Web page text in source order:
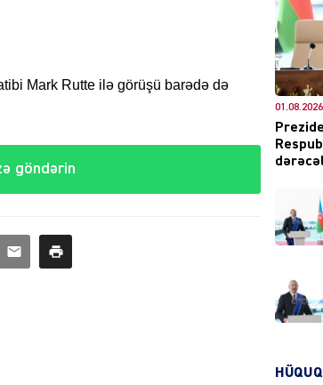
Mark Rutte ilə görüşü barədə də
göndərin
DÜNYA
ŞOU-
01.08.2026
HÜQUQ